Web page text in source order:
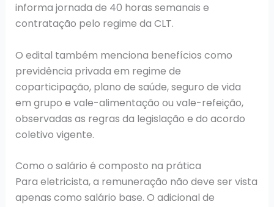
informa jornada de 40 horas semanais e
contratação pelo regime da CLT.
O edital também menciona benefícios como
previdência privada em regime de
coparticipação, plano de saúde, seguro de vida
em grupo e vale-alimentação ou vale-refeição,
observadas as regras da legislação e do acordo
coletivo vigente.
Como o salário é composto na prática
Para eletricista, a remuneração não deve ser vista
apenas como salário base. O adicional de